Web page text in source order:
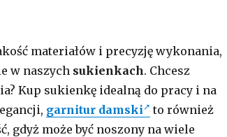
materiałów i precyzję wykonania,
w naszych sukienkach. Chcesz
Kup sukienkę idealną do pracy i na
garnitur damski
to również
gdyż może być noszony na wiele